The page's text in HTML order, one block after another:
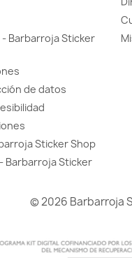
Barbarroja Sticker
de datos
Sticker Shop
Barbarroja Sticker
© 2026 Barbarroja